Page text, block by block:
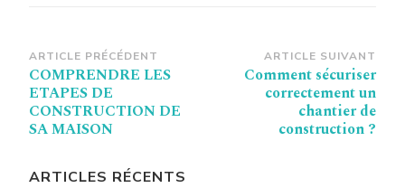
Navigation
d’article
ARTICLE PRÉCÉDENT
COMPRENDRE LES
ETAPES DE
CONSTRUCTION DE
SA MAISON
ARTICLE SUIVANT
Comment sécuriser
correctement un
chantier de
construction ?
ARTICLES RÉCENTS